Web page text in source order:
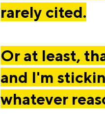
rarely cited.
Or at least,
and I'm
whatever